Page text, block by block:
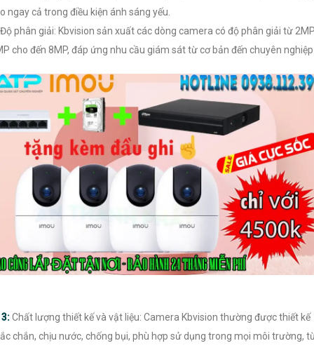
ngay cả trong điều kiện ánh sáng yếu.
phân giải: Kbvision sản xuất các dòng camera có độ phân giải từ
cho đến 8MP, đáp ứng nhu cầu giám sát từ cơ bản đến chuyên
3:Chất lượng thiết kế và vật liệu: Camera Kbvision thường được thiết kế
chắn, chịu nước, chống bụi, phù hợp sử dụng trong mọi môi trường,